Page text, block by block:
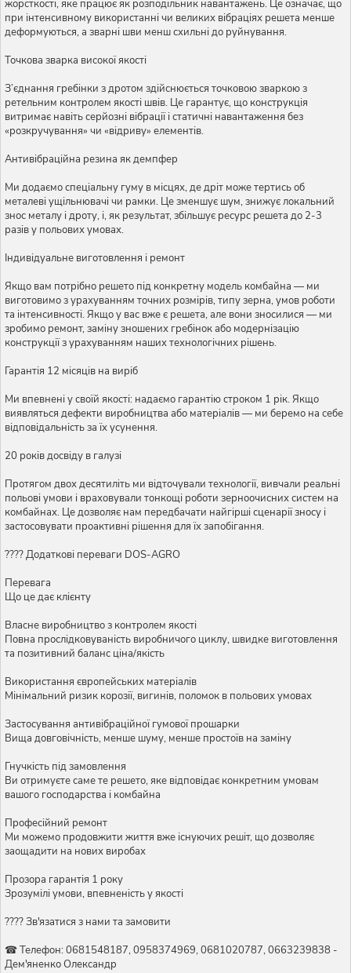
жорсткості, яке працює як розподільник навантажень. Це означає, що
при інтенсивному використанні чи великих вібраціях решета менше
деформуються, а зварні шви менш схильні до руйнування.
Точкова зварка високої якості
З’єднання гребінки з дротом здійснюється точковою зваркою з
ретельним контролем якості швів. Це гарантує, що конструкція
витримає навіть серйозні вібрації і статичні навантаження без
«розкручування» чи «відриву» елементів.
Антивібраційна резина як демпфер
Ми додаємо спеціальну гуму в місцях, де дріт може тертись об
металеві ущільнювачі чи рамки. Це зменшує шум, знижує локальний
знос металу і дроту, і, як результат, збільшує ресурс решета до 2-3
разів у польових умовах.
Індивідуальне виготовлення і ремонт
Якщо вам потрібно решето під конкретну модель комбайна — ми
виготовимо з урахуванням точних розмірів, типу зерна, умов роботи
та інтенсивності. Якщо у вас вже є решета, але вони зносилися — ми
зробимо ремонт, заміну зношених гребінок або модернізацію
конструкції з урахуванням наших технологічних рішень.
Гарантія 12 місяців на виріб
Ми впевнені у своїй якості: надаємо гарантію строком 1 рік. Якщо
виявляться дефекти виробництва або матеріалів — ми беремо на себе
відповідальність за їх усунення.
20 років досвіду в галузі
Протягом двох десятиліть ми відточували технології, вивчали реальні
польові умови і враховували тонкощі роботи зерноочисних систем на
комбайнах. Це дозволяє нам передбачати найгірші сценарії зносу і
застосовувати проактивні рішення для їх запобігання.
???? Додаткові переваги DOS-AGRO
Перевага
Що це дає клієнту
Власне виробництво з контролем якості
Повна прослідковуваність виробничого циклу, швидке виготовлення
та позитивний баланс ціна/якість
Використання європейських матеріалів
Мінімальний ризик корозії, вигинів, поломок в польових умовах
Застосування антивібраційної гумової прошарки
Вища довговічність, менше шуму, менше простоїв на заміну
Гнучкість під замовлення
Ви отримуєте саме те решето, яке відповідає конкретним умовам
вашого господарства і комбайна
Професійний ремонт
Ми можемо продовжити життя вже існуючих решіт, що дозволяє
заощадити на нових виробах
Прозора гарантія 1 року
Зрозумілі умови, впевненість у якості
???? Зв'язатися з нами та замовити
☎ Телефон: 0681548187, 0958374969, 0681020787, 0663239838 -
Дем'яненко Олександр